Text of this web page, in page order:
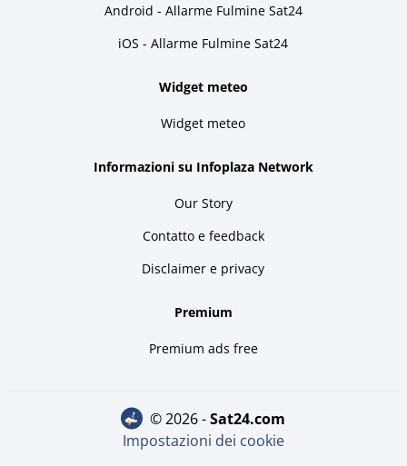
Android - Allarme Fulmine Sat24
iOS - Allarme Fulmine Sat24
Widget meteo
Widget meteo
Informazioni su Infoplaza Network
Our Story
Contatto e feedback
Disclaimer e privacy
Premium
Premium ads free
© 2026 - sat24.com
Impostazioni dei cookie